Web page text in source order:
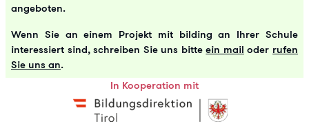
angeboten.
Wenn Sie an einem Projekt mit bilding an Ihrer Schule
interessiert sind, schreiben Sie uns bitteein mail oder rufen
Sie uns an.
In Kooperation mit